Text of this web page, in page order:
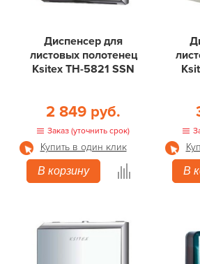
Диспенсер для
листовых полотенец
Ksitex TН-5821 SSN
2 849 руб.
Заказ (уточнить срок)
Купить в один клик
В корзину
В